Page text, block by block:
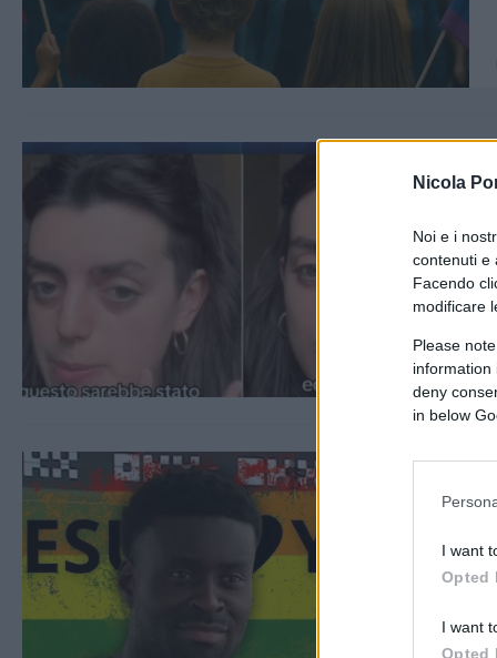
Nicola
Noi e i
contenuti e
Facendo
modificare
Please
information
deny
in below
I want
Opted
I want
Opted